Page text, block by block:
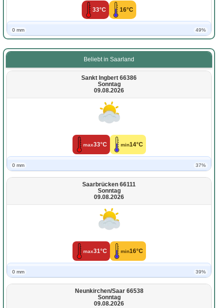
33°C 16°C
0 mm 49%
Beliebt in Saarland
Sankt Ingbert 66386
Sonntag
09.08.2026
max33°C min14°C
0 mm 37%
Saarbrücken 66111
Sonntag
09.08.2026
max31°C min16°C
0 mm 39%
Neunkirchen/Saar 66538
Sonntag
09.08.2026